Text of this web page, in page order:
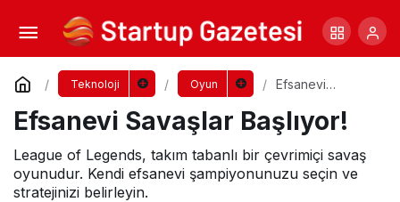
Teknoloji Oyun
Efsanevi
Başlıyor!
Efsanevi Savaşlar Başlıyor!
League of Legends, takım tabanlı bir çevrimiçi savaş
oyunudur. Kendi efsanevi şampiyonunuzu seçin ve
stratejinizi belirleyin.
Battlefield 2042: Turning Point
Yorum Yap Paylaş